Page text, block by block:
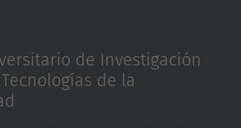
by
de Investigación
de la